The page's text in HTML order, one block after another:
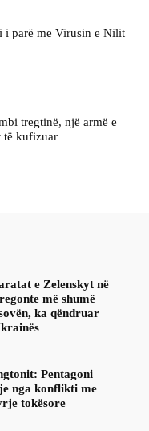
i parë me Virusin e Nilit
tregtinë, një armë e
të kufizuar
e Zelenskyt në
më shumë
ka qëndruar
Pentagoni
nga konflikti me
tokësore